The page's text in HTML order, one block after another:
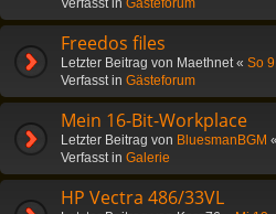
Verfasst in Gästeforum
Freedos files
Letzter Beitrag von Maethnet« So
Verfasst in Gästeforum
Mein 16-Bit-Workplace
Letzter Beitrag von BluesmanBGM «
Verfasst in Galerie
HP Vectra 486/33VL